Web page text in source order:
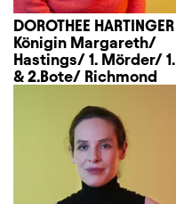
DOROTHEE HARTINGER
Königin Margareth/
Hastings/ 1. Mörder/ 1.
& 2.Bote/ Richmond